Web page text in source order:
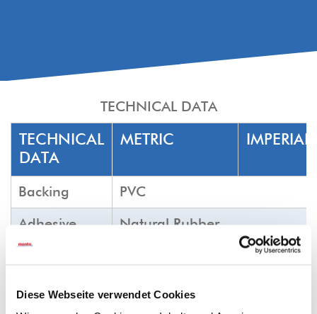
Diese Webseite verwendet Cookies
TECHNICAL DATA
TECHNICAL
DATA
METRIC IMPERIAL
Backing PVC
Adhesive Natural Rubber
clear, white, havana brown
Tensile force
N/25mm